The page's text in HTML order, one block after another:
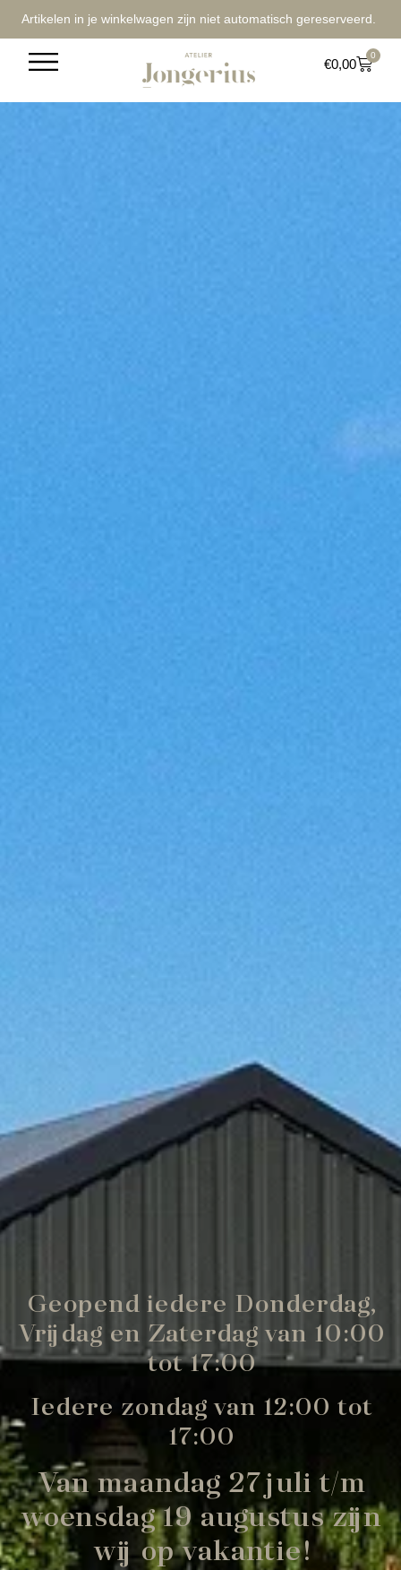
Artikelen in je winkelwagen zijn niet automatisch gereserveerd.
€0,00
0
Geopend iedere Donderdag,
Vrijdag en Zaterdag van 10:00
tot 17:00
Iedere zondag van 12:00 tot
17:00
Van maandag 27 juli t/m
woensdag 19 augustus zijn
wij op vakantie!